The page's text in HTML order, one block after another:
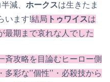
減、 ホークスは生きたま
います!結局 トゥワイスは
最期まで哀れな人でした
斉攻略を目論むヒーロー側
彩な’’個性’’・必殺技から